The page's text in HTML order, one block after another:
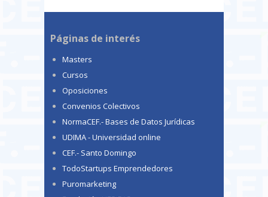
Páginas de interés
Masters
Cursos
Oposiciones
Convenios Colectivos
NormaCEF.- Bases de Datos Jurídicas
UDIMA - Universidad online
CEF.- Santo Domingo
TodoStartups Emprendedores
Puromarketing